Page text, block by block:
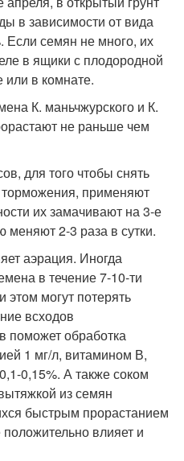
в зависимости от вида
Если семян не много, их
в ящики с плодородной
или в комнате.
К. маньчжурского и К.
не раньше чем
для того чтобы снять
применяют
их замачивают на 3-е
меняют 2-3 раза в сутки.
аэрация. Иногда
в течение 7-10-ти
могут потерять
всходов
поможет обработка
1 мг/л, витамином В,
0,15%. А также соком
из семян
быстрым прорастанием
влияет и